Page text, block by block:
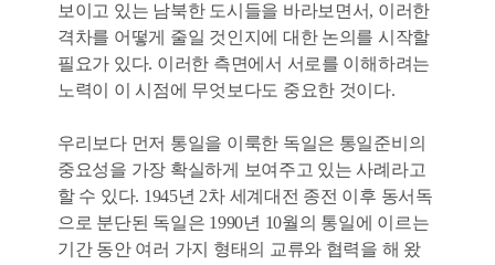
보이고 있는 남북한 도시들을 바라보면서, 이러한
격차를 어떻게 줄일 것인지에 대한 논의를 시작할
필요가 있다. 이러한 측면에서 서로를 이해하려는
노력이 이 시점에 무엇보다도 중요한 것이다.
우리보다 먼저 통일을 이룩한 독일은 통일준비의
중요성을 가장 확실하게 보여주고 있는 사례라고
할 수 있다. 1945년 2차 세계대전 종전 이후 동서독
으로 분단된 독일은 1990년 10월의 통일에 이르는
기간 동안 여러 가지 형태의 교류와 협력을 해 왔